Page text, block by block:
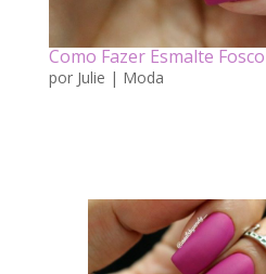
Como Fazer Esmalte Fosco
por Julie | Moda